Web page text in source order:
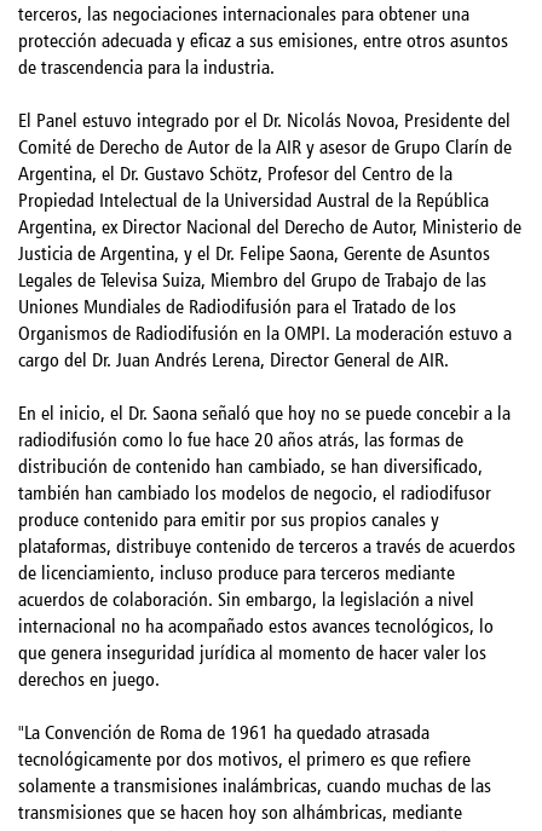
terceros, las negociaciones internacionales para obtener una
protección adecuada y eficaz a sus emisiones, entre otros asuntos
de trascendencia para la industria.
El Panel estuvo integrado por el Dr. Nicolás Novoa, Presidente del
Comité de Derecho de Autor de la AIR y asesor de Grupo Clarín de
Argentina, el Dr. Gustavo Schötz, Profesor del Centro de la
Propiedad Intelectual de la Universidad Austral de la República
Argentina, ex Director Nacional del Derecho de Autor, Ministerio de
Justicia de Argentina, y el Dr. Felipe Saona, Gerente de Asuntos
Legales de Televisa Suiza, Miembro del Grupo de Trabajo de las
Uniones Mundiales de Radiodifusión para el Tratado de los
Organismos de Radiodifusión en la OMPI. La moderación estuvo a
cargo del Dr. Juan Andrés Lerena, Director General de AIR.
En el inicio, el Dr. Saona señaló que hoy no se puede concebir a la
radiodifusión como lo fue hace 20 años atrás, las formas de
distribución de contenido han cambiado, se han diversificado,
también han cambiado los modelos de negocio, el radiodifusor
produce contenido para emitir por sus propios canales y
plataformas, distribuye contenido de terceros a través de acuerdos
de licenciamiento, incluso produce para terceros mediante
acuerdos de colaboración. Sin embargo, la legislación a nivel
internacional no ha acompañado estos avances tecnológicos, lo
que genera inseguridad jurídica al momento de hacer valer los
derechos en juego.
"La Convención de Roma de 1961 ha quedado atrasada
tecnológicamente por dos motivos, el primero es que refiere
solamente a transmisiones inalámbricas, cuando muchas de las
transmisiones que se hacen hoy son alhámbricas, mediante